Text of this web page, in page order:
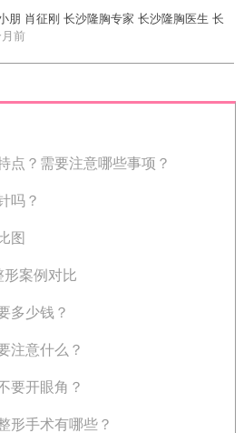
朋 肖征刚 长沙隆胸专家 长沙隆胸医生 长
前
点？需要注意哪些事项？
吗？
图
形案例对比
多少钱？
注意什么？
要开眼角？
形手术有哪些？